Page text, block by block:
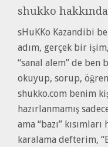
shukko hakkında
sHuKKo Kazandibi
adım, gerçek bir
“sanal alem” de ben
okuyup, sorup,
shukko.com benim
hazırlanmamış
ama “bazı”
karalama defterim,